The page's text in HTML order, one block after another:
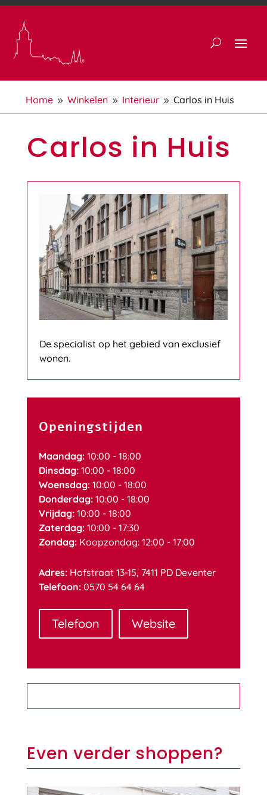
Home 9 Winkelen 9 Interieur 9 Carlos in Huis
Carlos in Huis
De specialist op het gebied van exclusief
wonen.
Openingstijden
Maandag:10:00 - 18:00
Dinsdag:10:00 - 18:00
Woensdag:10:00 - 18:00
Donderdag:10:00 - 18:00
Vrijdag:10:00 - 18:00
Zaterdag:10:00 - 17:30
Zondag:Koopzondag: 12:00 - 17:00
Adres:Hofstraat 13-15, 7411 PD Deventer
Telefoon:0570 54 64 64
Telefoon Website
Even verder shoppen?